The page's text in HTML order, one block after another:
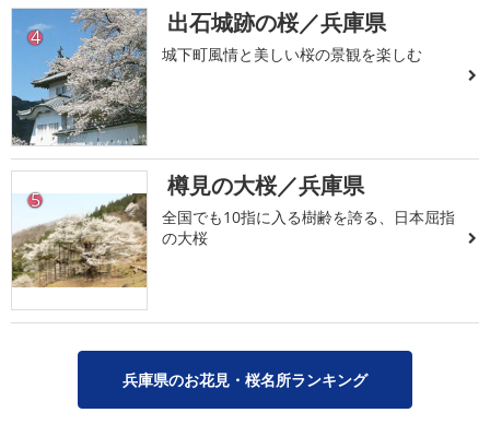
4 出石城跡の桜／兵庫県
城下町風情と美しい桜の景観を楽しむ
5 樽見の大桜／兵庫県
全国でも10指に入る樹齢を誇る、日本屈指
の大桜
兵庫県のお花見・桜名所ランキング